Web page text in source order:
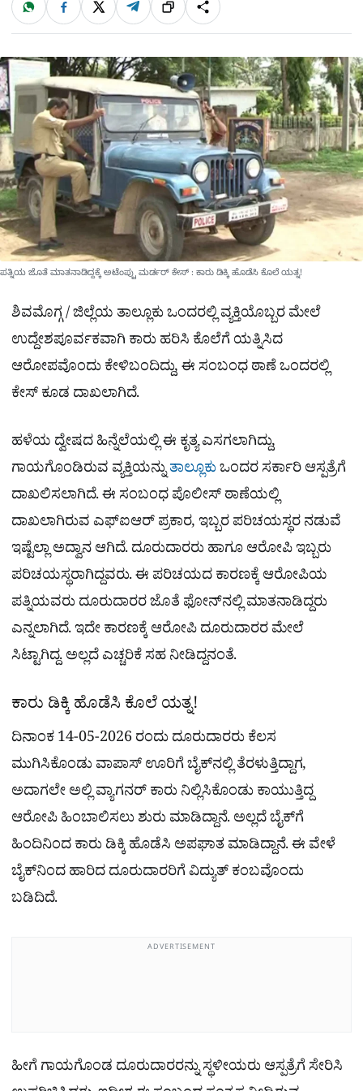
ಹಂಚಿಕೊಳ್ಳಿ
W
a
t
p
p
F
c
e
o
k
X T
l
e
a
m
ಲಿಂ
ಕ್
S
h
a
r
e
ಪತ್ನಿಯ ಜೊತೆ ಮಾತನಾಡಿದ್ದಕ್ಕೆ ಅಟೆಂಪ್ಟು ಮರ್ಡರ್ ಕೇಸ್ : ಕಾರು ಡಿಕ್ಕಿ ಹೊಡೆಸಿ ಕೊಲೆ ಯತ್ನ!
ಶಿವಮೊಗ್ಗ / ಜಿಲ್ಲೆಯ ತಾಲ್ಲೂಕು ಒಂದರಲ್ಲಿ ವ್ಯಕ್ತಿಯೊಬ್ಬರ ಮೇಲೆ
ಉದ್ದೇಶಪೂರ್ವಕವಾಗಿ ಕಾರು ಹರಿಸಿ ಕೊಲೆಗೆ ಯತ್ನಿಸಿದ
ಆರೋಪವೊಂದು ಕೇಳಿಬಂದಿದ್ದು, ಈ ಸಂಬಂಧ ಠಾಣೆ ಒಂದರಲ್ಲಿ
ಕೇಸ್ ಕೂಡ ದಾಖಲಾಗಿದೆ.
ಹಳೆಯ ದ್ವೇಷದ ಹಿನ್ನೆಲೆಯಲ್ಲಿ ಈ ಕೃತ್ಯ ಎಸಗಲಾಗಿದ್ದು,
ಗಾಯಗೊಂಡಿರುವ ವ್ಯಕ್ತಿಯನ್ನುತಾಲ್ಲೂಕುಒಂದರ ಸರ್ಕಾರಿ ಆಸ್ಪತ್ರೆಗೆ
ದಾಖಲಿಸಲಾಗಿದೆ. ಈ ಸಂಬಂಧ ಪೊಲೀಸ್ ಠಾಣೆಯಲ್ಲಿ
ದಾಖಲಾಗಿರುವ ಎಫ್​ಐಆರ್ ಪ್ರಕಾರ, ಇಬ್ಬರ ಪರಿಚಯಸ್ಥರ ನಡುವೆ
ಇಷ್ಟೆಲ್ಲಾ ಅದ್ವಾನ ಆಗಿದೆ. ದೂರುದಾರರು ಹಾಗೂ ಆರೋಪಿ ಇಬ್ಬರು
ಪರಿಚಯಸ್ಥರಾಗಿದ್ದವರು. ಈ ಪರಿಚಯದ ಕಾರಣಕ್ಕೆ ಆರೋಪಿಯ
ಪತ್ನಿಯವರು ದೂರುದಾರರ ಜೊತೆ ಫೋನ್​ನಲ್ಲಿ ಮಾತನಾಡಿದ್ದರು
ಎನ್ನಲಾಗಿದೆ. ಇದೇ ಕಾರಣಕ್ಕೆ ಆರೋಪಿ ದೂರುದಾರರ ಮೇಲೆ
ಸಿಟ್ಟಾಗಿದ್ದ. ಅಲ್ಲದೆ ಎಚ್ಚರಿಕೆ ಸಹ ನೀಡಿದ್ದನಂತೆ.
ಕಾರು ಡಿಕ್ಕಿ ಹೊಡೆಸಿ ಕೊಲೆ ಯತ್ನ!
ದಿನಾಂಕ 14-05-2026 ರಂದು ದೂರುದಾರರು ಕೆಲಸ
ಮುಗಿಸಿಕೊಂಡು ವಾಪಾಸ್ ಊರಿಗೆ ಬೈಕ್​ನಲ್ಲಿ ತೆರಳುತ್ತಿದ್ದಾಗ,
ಅದಾಗಲೇ ಅಲ್ಲಿ ವ್ಯಾಗನರ್ ಕಾರು ನಿಲ್ಲಿಸಿಕೊಂಡು ಕಾಯುತ್ತಿದ್ದ
ಆರೋಪಿ ಹಿಂಬಾಲಿಸಲು ಶುರು ಮಾಡಿದ್ದಾನೆ. ಅಲ್ಲದೆ ಬೈಕ್​ಗೆ
ಹಿಂದಿನಿಂದ ಕಾರು ಡಿಕ್ಕಿ ಹೊಡೆಸಿ ಅಪಘಾತ ಮಾಡಿದ್ದಾನೆ. ಈ ವೇಳೆ
ಬೈಕ್​ನಿಂದ ಹಾರಿದ ದೂರುದಾರರಿಗೆ ವಿದ್ಯುತ್ ಕಂಬವೊಂದು
ಬಡಿದಿದೆ.
ADVERTISEMENT
ಹೀಗೆ ಗಾಯಗೊಂಡ ದೂರುದಾರರನ್ನು ಸ್ಥಳೀಯರು ಆಸ್ಪತ್ರೆಗೆ ಸೇರಿಸಿ